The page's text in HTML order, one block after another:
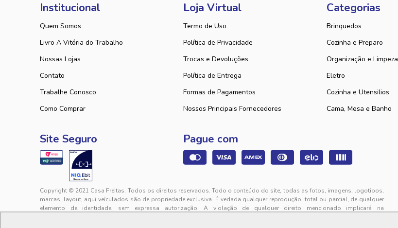
Institucional
Quem Somos
Livro A Vitória do Trabalho
Nossas Lojas
Contato
Trabalhe Conosco
Como Comprar
Loja Virtual
Termo de Uso
Política de Privacidade
Trocas e Devoluções
Política de Entrega
Formas de Pagamentos
Nossos Principais Fornecedores
Categorias
Brinquedos
Cozinha e Preparo
Organização e Limpeza
Eletro
Cozinha e Utensilios
Cama, Mesa e Banho
Site Seguro Pague com
Copyright © 2021 Casa Freitas. Todos os direitos reservados. Todo o conteúdo do site, todas as fotos, imagens, logotipos,
marcas, layout, aqui veículados são de propriedade exclusiva. É vedada qualquer reprodução, total ou parcial, de qualquer
elemento de identidade, sem expressa autorização. A violação de qualquer direito mencionado implicará na